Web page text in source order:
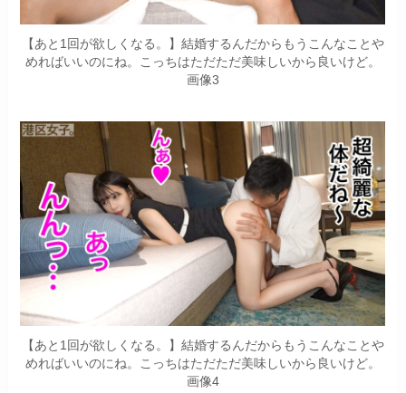
【あと1回が欲しくなる。】結婚するんだからもうこんなことや
めればいいのにね。こっちはただただ美味しいから良いけど。
画像3
【あと1回が欲しくなる。】結婚するんだからもうこんなことや
めればいいのにね。こっちはただただ美味しいから良いけど。
画像4